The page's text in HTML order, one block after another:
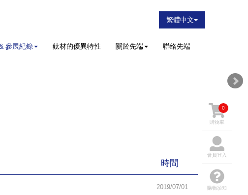
參展紀錄 鈦材的優異特性 關於先端 聯絡先端
繁體中文
時間
2019/07/01
購物車
0
會員登入
購物須知